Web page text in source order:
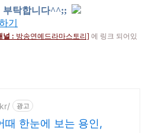
부탁합니다^^;;
널 : 방송연예드라마스토리] 에 링크 되어있
광고
때 한눈에 보는 용인,